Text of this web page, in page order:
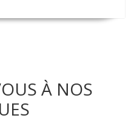
À NOS